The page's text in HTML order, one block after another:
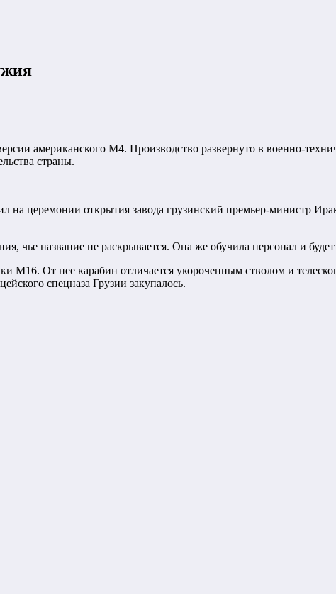
американского М4. Производство развернуто в военно-
страны.
церемонии открытия завода грузинский премьер-министр
чье название не раскрывается. Она же обучила персонал и
М16. От нее карабин отличается укороченным стволом и
спецназа Грузии закупалось.